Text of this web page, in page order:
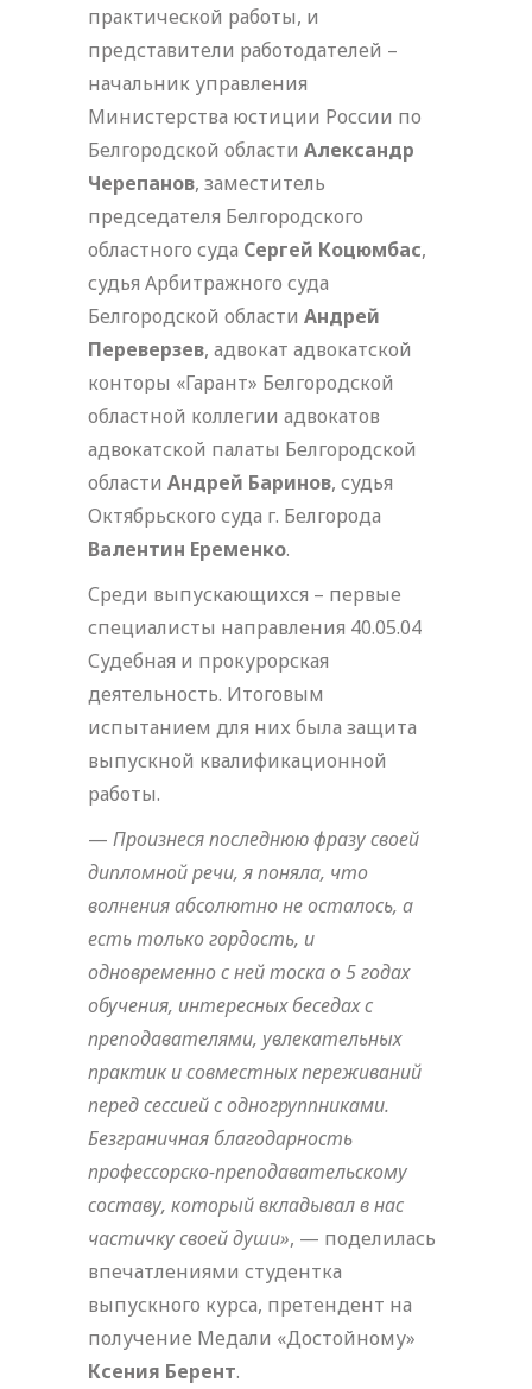
практической работы, и
представители работодателей –
начальник управления
Министерства юстиции России по
Белгородской области Александр
Черепанов, заместитель
председателя Белгородского
областного суда Сергей Коцюмбас,
судья Арбитражного суда
Белгородской области Андрей
Переверзев, адвокат адвокатской
конторы «Гарант» Белгородской
областной коллегии адвокатов
адвокатской палаты Белгородской
области Андрей Баринов, судья
Октябрьского суда г. Белгорода
Валентин Еременко.
Среди выпускающихся – первые
специалисты направления 40.05.04
Судебная и прокурорская
деятельность. Итоговым
испытанием для них была защита
выпускной квалификационной
работы.
— Произнеся последнюю фразу своей
дипломной речи, я поняла, что
волнения абсолютно не осталось, а
есть только гордость, и
одновременно с ней тоска о 5 годах
обучения, интересных беседах с
преподавателями, увлекательных
практик и совместных переживаний
перед сессией с одногруппниками.
Безграничная благодарность
профессорско-преподавательскому
составу, который вкладывал в нас
частичку своей души», — поделилась
впечатлениями студентка
выпускного курса, претендент на
получение Медали «Достойному»
Ксения Берент.